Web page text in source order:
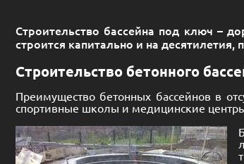
Строительство бассейна под ключ –
строится капитально и на
Строительство бетонного
Преимущество бетонных бассейнов в
спортивные школы и медицинские